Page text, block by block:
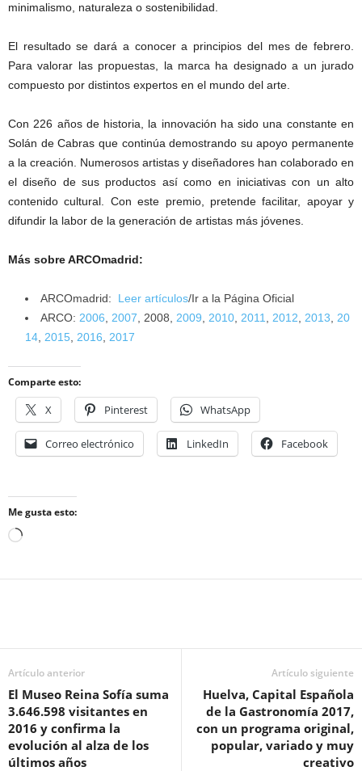
minimalismo, naturaleza o sostenibilidad.
El resultado se dará a conocer a principios del mes de febrero.
Para valorar las propuestas, la marca ha designado a un jurado
compuesto por distintos expertos en el mundo del arte.
Con 226 años de historia, la innovación ha sido una constante en
Solán de Cabras que continúa demostrando su apoyo permanente
a la creación. Numerosos artistas y diseñadores han colaborado en
el diseño de sus productos así como en iniciativas con un alto
contenido cultural. Con este premio, pretende facilitar, apoyar y
difundir la labor de la generación de artistas más jóvenes.
Más sobre ARCOmadrid:
ARCOmadrid: Leer artículos/Ir a la Página Oficial
ARCO: 2006 2007 , 2008, 2009 2010 2011 2012 2013
20
14 2015 2016 2017
Comparte esto:
X Pinterest WhatsApp
Correo electrónico LinkedIn Facebook
Me gusta esto:
Cargando...
Artículo anterior
El Museo Reina Sofía suma
3.646.598 visitantes en
2016 y confirma la
evolución al alza de los
últimos años
Artículo siguiente
Huelva, Capital Española
de la Gastronomía 2017,
con un programa original,
popular, variado y muy
creativo